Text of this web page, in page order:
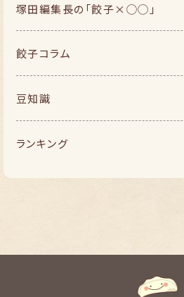
塚田編集長の 「餃子×◯◯」
餃子コラム
豆知識
ランキング